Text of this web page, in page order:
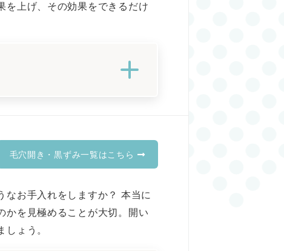
を上げ、その効果をできるだけ
毛穴開き・黒ずみ一覧はこちら
なお手入れをしますか？ 本当に
かを見極めることが大切。開い
ょう。